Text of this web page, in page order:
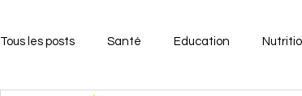
Tous les posts Santé Education